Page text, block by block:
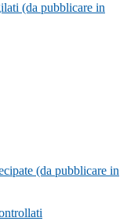
(da pubblicare in
(da pubblicare in